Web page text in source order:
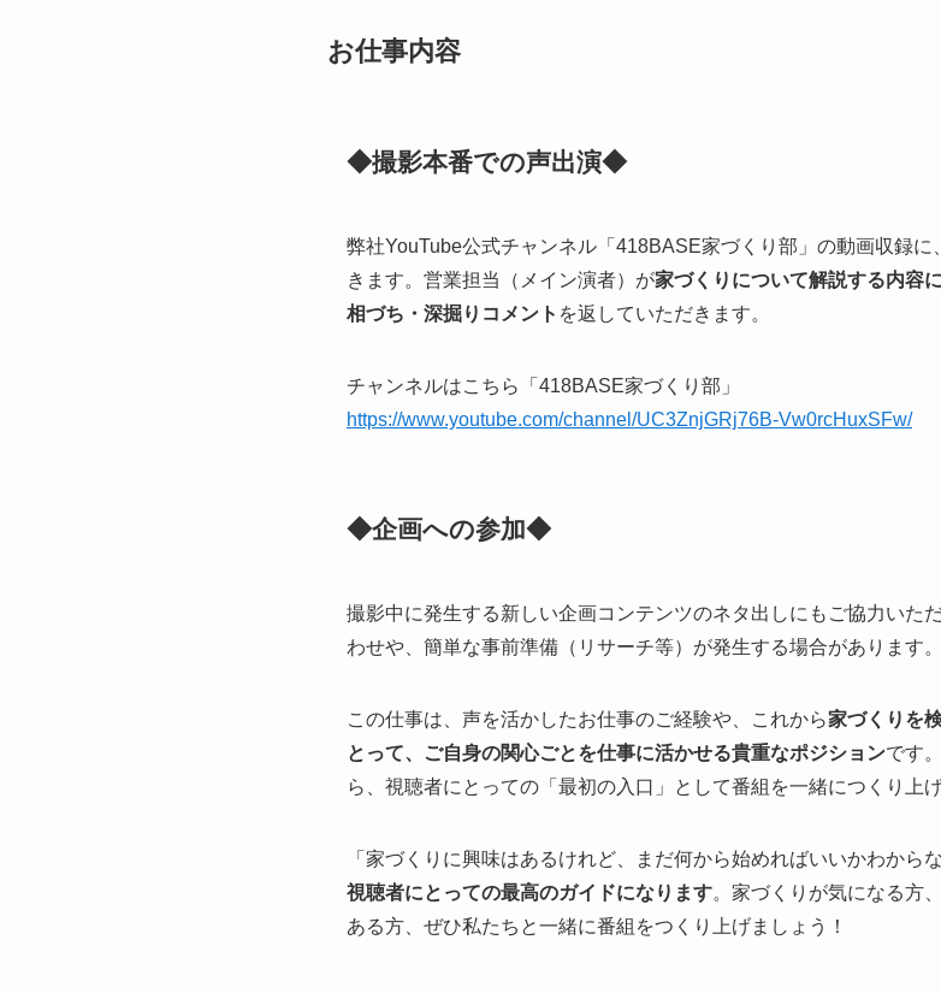
お仕事内容
◆撮影本番での声出演◆
弊社YouTube公式チャンネル「418BASE家づくり部」の動画収録
きます。営業担当（メイン演者）が家づくりについて解説する内容
相づち・深掘りコメント を返していただきます。
チャンネルはこちら「418BASE家づくり部」
https://www.youtube.com/channel/UC3ZnjGRj76B-Vw0rcHuxSFw/
◆企画への参加◆
撮影中に発生する新しい企画コンテンツのネタ出しにもご協力いた
わせや、簡単な事前準備（リサーチ等）が発生する場合があります。
この仕事は、声を活かしたお仕事のご経験や、これから家づくりを
とって、ご自身の関心ごとを仕事に活かせる貴重なポジションです
ら、視聴者にとっての「最初の入口」として番組を一緒につくり上
「家づくりに興味はあるけれど、まだ何から始めればいいかわから
視聴者にとっての最高のガイドになります。家づくりが気になる方
ある方、ぜひ私たちと一緒に番組をつくり上げましょう！